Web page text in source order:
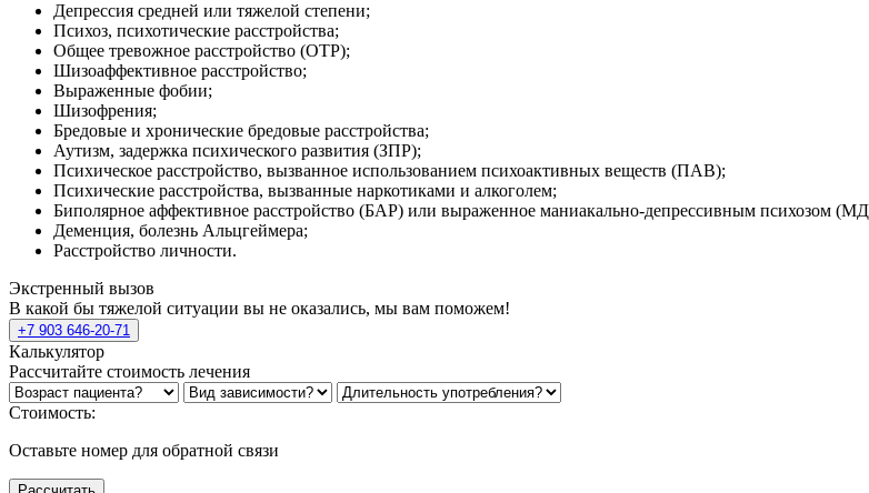
Депрессия средней или тяжелой степени;
Психоз, психотические расстройства;
Общее тревожное расстройство (ОТР);
Шизоаффективное расстройство;
Выраженные фобии;
Шизофрения;
Бредовые и хронические бредовые расстройства;
Аутизм, задержка психического развития (ЗПР);
Психическое расстройство, вызванное использованием психоактивных веществ (ПАВ);
Психические расстройства, вызванные наркотиками и алкоголем;
Биполярное аффективное расстройство (БАР) или выраженное маниакально-депрессивным психозом
Деменция, болезнь Альцгеймера;
Расстройство личности.
Экстренный вызов
В какой бы тяжелой ситуации вы не оказались, мы вам поможем!
+7 903 646-20-71
Калькулятор
Рассчитайте стоимость лечения
Стоимость:
Оставьте номер для обратной связи